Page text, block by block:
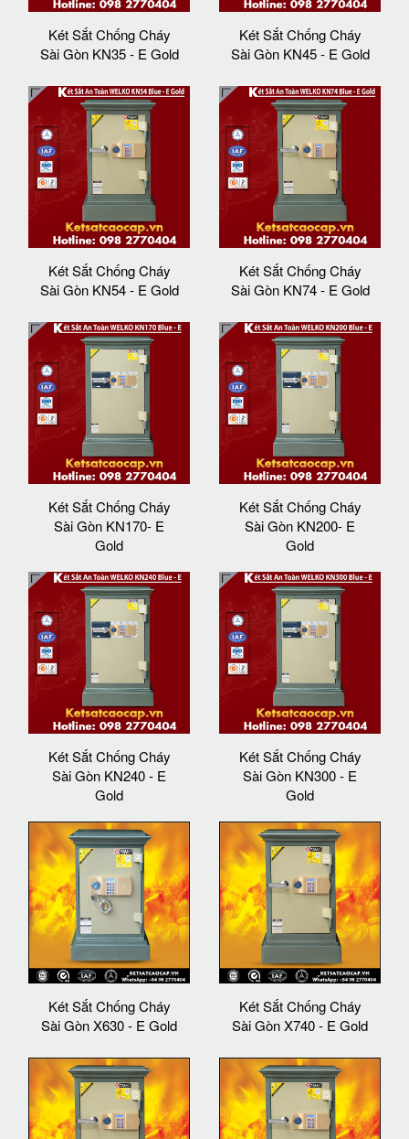
Két Sắt Chống Cháy
Sài Gòn KN35 - E Gold
Két Sắt Chống Cháy
Sài Gòn KN45 - E Gold
Két Sắt Chống Cháy
Sài Gòn KN54 - E Gold
Két Sắt Chống Cháy
Sài Gòn KN74 - E Gold
Két Sắt Chống Cháy
Sài Gòn KN170- E
Gold
Két Sắt Chống Cháy
Sài Gòn KN200- E
Gold
Két Sắt Chống Cháy
Sài Gòn KN240 - E
Gold
Két Sắt Chống Cháy
Sài Gòn KN300 - E
Gold
Két Sắt Chống Cháy
Sài Gòn X630 - E Gold
Két Sắt Chống Cháy
Sài Gòn X740 - E Gold